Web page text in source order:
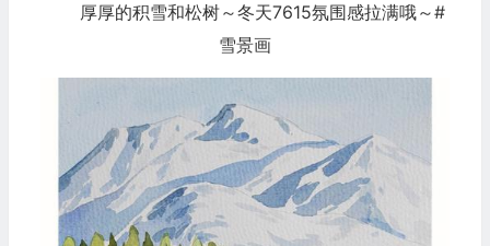
厚厚的积雪和松树～冬天7615氛围感拉满哦～#
雪景画